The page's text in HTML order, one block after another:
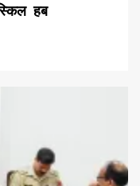
हब